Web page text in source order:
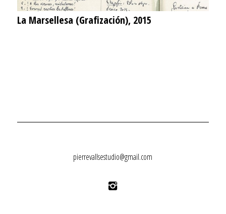
La Marsellesa (Grafización), 2015
pierrevallsestudio@gmail.com